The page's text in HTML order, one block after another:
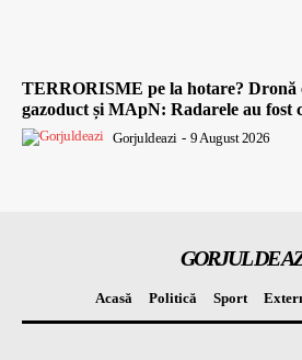
TERRORISME pe la hotare? Dronă
gazoduct și MApN: Radarele au fost
Gorjuldeazi - 9 August 2026
GORJUL DE
Acasă Politică Sport